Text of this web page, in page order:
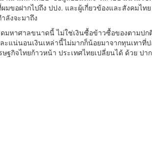
ขอฝากไปถึง ปปง. และผู้เกี่ยวข้องและสังคมไทย
ลังจะมาถึง
หาศาลขนาดนี้ ไม่ใช่เงินซื้อข้าวซื้อของตามป
ะแน่นอนเงินเหล่านี้ไม่มากก็น้อยมาจากทุนเทา
ฐกิจไทยก้าวหน้า ประเทศไทยเปลี่ยนได้ ด้วย ปา